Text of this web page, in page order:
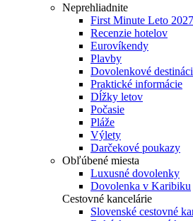
Neprehliadnite
First Minute Leto 2027
Recenzie hotelov
Eurovíkendy
Plavby
Dovolenkové
Praktické informácie
Dĺžky letov
Počasie
Pláže
Výlety
Darčekové poukazy
Obľúbené miesta
Luxusné dovolenky
Dovolenka v Karibiku
Cestovné kancelárie
Slovenské cestovné